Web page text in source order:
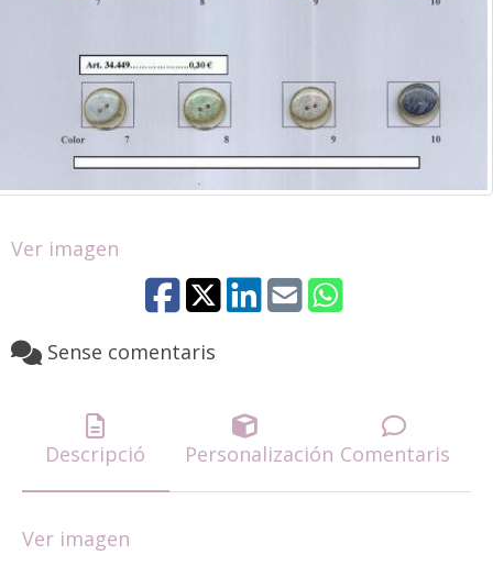
Ver imagen
Sense comentaris
Descripció Personalización Comentaris
Ver imagen